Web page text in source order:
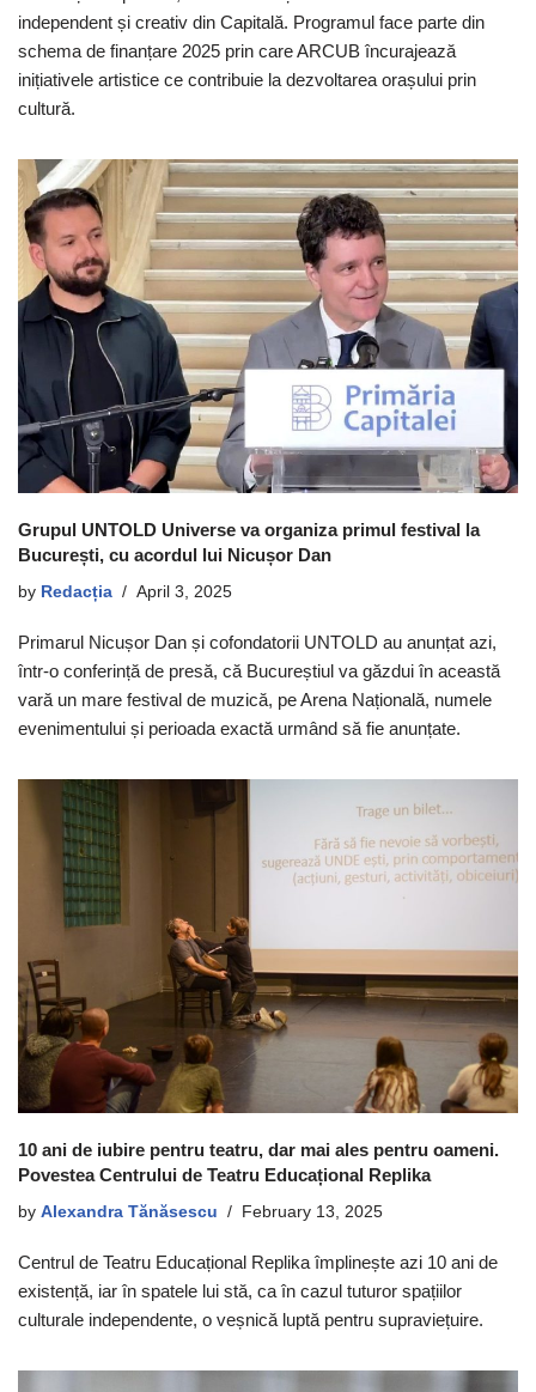
independent și creativ din Capitală. Programul face parte din
schema de finanțare 2025 prin care ARCUB încurajează
inițiativele artistice ce contribuie la dezvoltarea orașului prin
cultură.
Grupul UNTOLD Universe va organiza primul festival la
București, cu acordul lui Nicușor Dan
by Redacția April 3, 2025
Primarul Nicușor Dan și cofondatorii UNTOLD au anunțat azi,
într-o conferință de presă, că Bucureștiul va găzdui în această
vară un mare festival de muzică, pe Arena Națională, numele
evenimentului și perioada exactă urmând să fie anunțate.
10 ani de iubire pentru teatru, dar mai ales pentru oameni.
Povestea Centrului de Teatru Educațional Replika
by Alexandra Tănăsescu February 13, 2025
Centrul de Teatru Educațional Replika împlinește azi 10 ani de
existență, iar în spatele lui stă, ca în cazul tuturor spațiilor
culturale independente, o veșnică luptă pentru supraviețuire.